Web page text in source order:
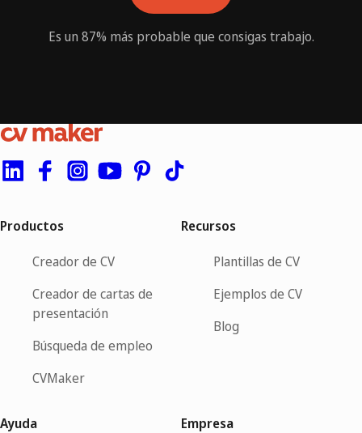
Es un 87% más probable que consigas trabajo.
Productos
Creador de CV
Creador de cartas de
presentación
Búsqueda de empleo
CVMaker
Recursos
Plantillas de CV
Ejemplos de CV
Blog
Ayuda
Empresa